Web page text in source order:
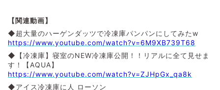
【関連動画】
◆超大量のハーゲンダッツで冷凍庫パンパンにしてみたw
https://www.youtube.com/watch?v=6M9XB739T68
◆【冷凍庫】寝室のNEW冷凍庫公開！！リアルに全て見せま
す！【AQUA】
https://www.youtube.com/watch?v=ZJHpGx_qa8k
◆アイス冷凍庫に人 ローソン